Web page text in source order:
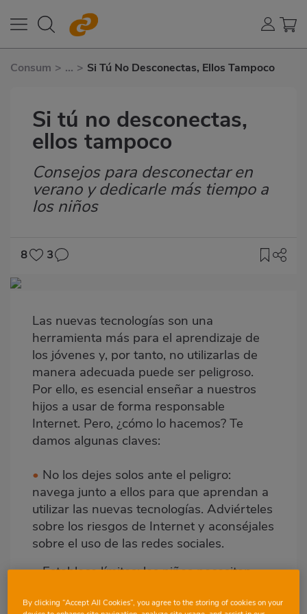
Consum > ... > Si Tú No Desconectas, Ellos Tampoco
Si tú no desconectas,
ellos tampoco
Subtítulo
Consejos para desconectar en
verano y dedicarle más tiempo a
los niños
8
3
Imagen
Body
Las nuevas tecnologías son una
herramienta más para el aprendizaje de
los jóvenes y, por tanto, no utilizarlas de
manera adecuada puede ser peligroso.
Por ello, es esencial enseñar a nuestros
hijos a usar de forma responsable
Internet. Pero, ¿cómo lo hacemos? Te
damos algunas claves:
• No los dejes solos ante el peligro:
navega junto a ellos para que aprendan a
utilizar las nuevas tecnologías. Adviérteles
sobre los riesgos de Internet y aconséjales
sobre el uso de las redes sociales.
•Establece límites: los niños necesitan
responsables. Por ello, es importante
By clicking “Accept All Cookies”, you agree to the storing of cookies on your